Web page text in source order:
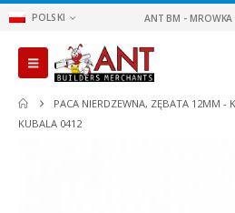
POLSKI ANT BM -
PACA NIERDZEWNA, ZĘBATA 12MM -
KUBALA 0412